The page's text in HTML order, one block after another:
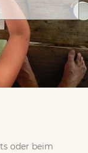
oder beim